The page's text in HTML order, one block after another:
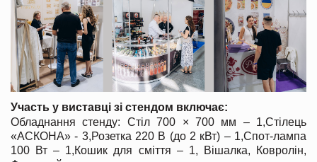
Участь у виставці зі стендом включає:
Обладнання стенду: Стіл 700 × 700 мм – 1,Стілець
«АСКОНА» - 3,Розетка 220 В (до 2 кВт) – 1,Спот-лампа
100 Вт – 1,Кошик для сміття – 1, Вішалка, Ковролін,